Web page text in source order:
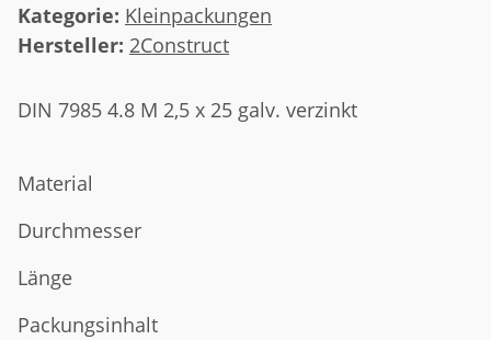
Kategorie: Kleinpackungen
Hersteller: 2Construct
DIN 7985 4.8 M 2,5 x 25 galv. verzinkt
Material
Durchmesser
Länge
Packungsinhalt